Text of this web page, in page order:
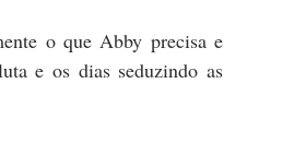
o que Abby precisa e
e os dias seduzindo as